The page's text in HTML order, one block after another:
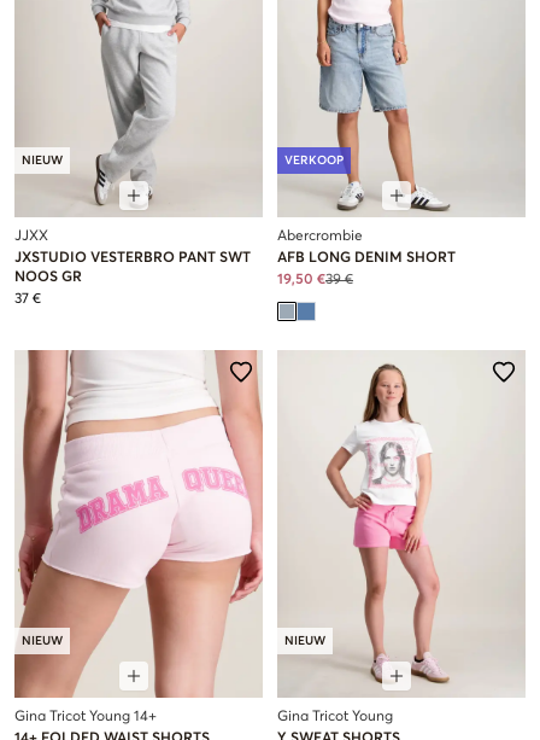
NIEUW
JJXX
JXSTUDIO VESTERBRO PANT SWT
NOOS GR
37 €
VERKOOP
Abercrombie
AFB LONG DENIM SHORT
19,50 €39 €
NIEUW
Gina Tricot Young 14+
NIEUW
Gina Tricot Young